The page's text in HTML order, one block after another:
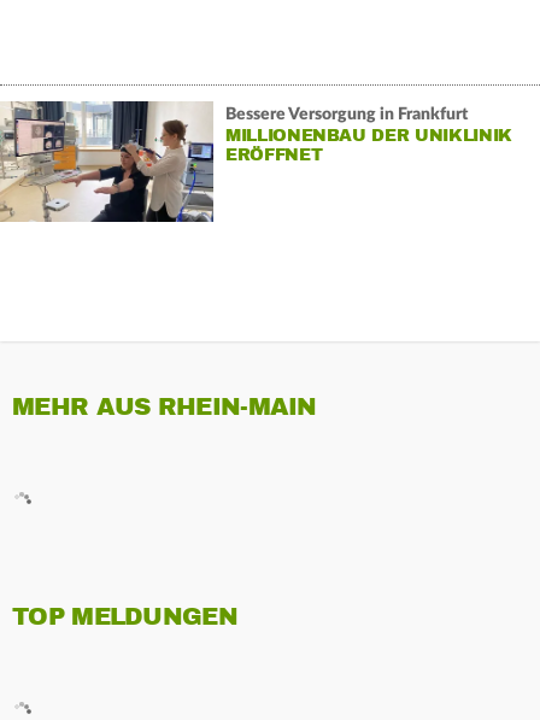
Bessere Versorgung in Frankfurt
MILLIONENBAU DER UNIKLINIK
ERÖFFNET
MEHR AUS RHEIN-MAIN
TOP MELDUNGEN